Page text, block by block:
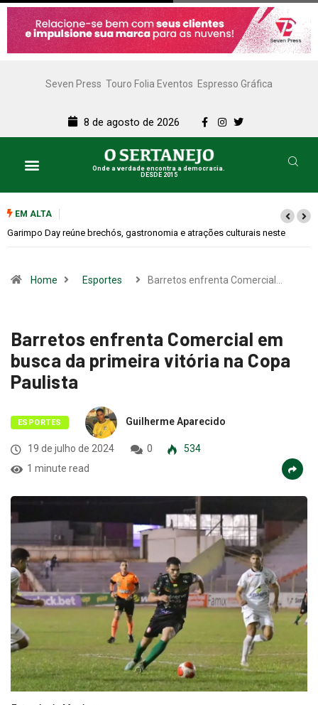
Seven Press Touro Folia Eventos Espresso Gráfica
8 de agosto de 2026
Onde a verdade encontra a democracia.
DESDE 2015
EM ALTA
neste Bugonia transforma paranoia e conspiração em um suspense
Home Esportes Barretos enfrenta Comercial…
Barretos enfrenta Comercial em
busca da primeira vitória na Copa
Paulista
ESPORTES Guilherme Aparecido
19 de julho de 2024 0
534
1 minute read